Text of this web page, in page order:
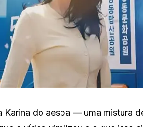
Karina do aespa — uma mistura